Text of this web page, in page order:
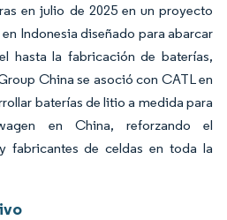
en julio de 2025 en un proyecto
Indonesia diseñado para abarcar
hasta la fabricación de baterías,
China se asoció con CATL en
baterías de litio a medida para
en China, reforzando el
fabricantes de celdas en toda la